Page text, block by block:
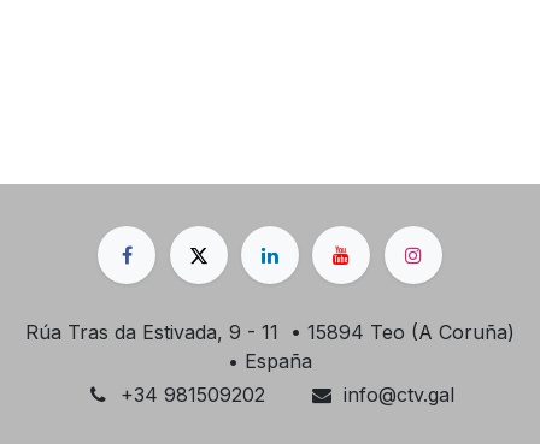
Rúa Tras da Estivada, 9 - 11 • 15894 Teo (A Coruña)
• España
+34 981509202
info@ctv.gal